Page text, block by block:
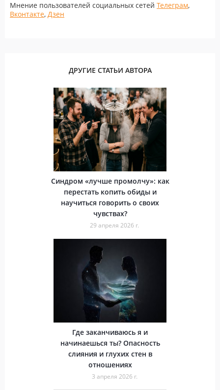
Мнение пользователей социальных сетей Телеграм,
Вконтакте, Дзен
ДРУГИЕ СТАТЬИ АВТОРА
Синдром «лучше промолчу»: как
перестать копить обиды и
научиться говорить о своих
чувствах?
29 апреля 2026 г.
Где заканчиваюсь я и
начинаешься ты? Опасность
слияния и глухих стен в
отношениях
3 апреля 2026 г.